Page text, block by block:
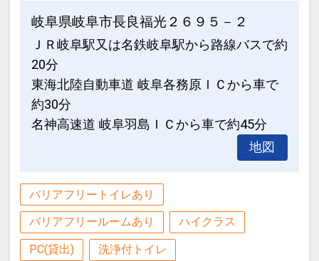
岐阜県岐阜市長良福光２６９５－２
ＪＲ岐阜駅又は名鉄岐阜駅から路線バスで約
20分
東海北陸自動車道 岐阜各務原ＩＣから車で
約30分
名神高速道 岐阜羽島ＩＣから車で約45分
地図
バリアフリートイレあり
バリアフリールームあり ハイクラス
PC(貸出) 洗浄付トイレ